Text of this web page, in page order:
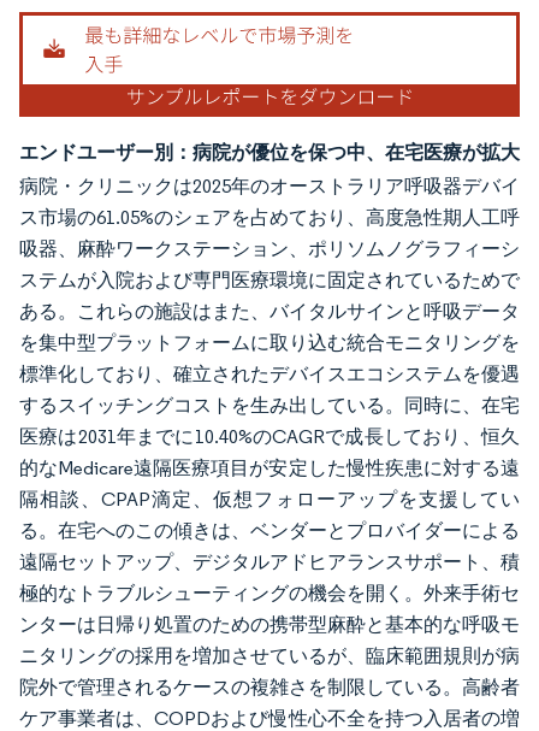
エンドユーザー別：病院が優位を保つ中、在宅医療が拡大
病院・クリニックは2025年のオーストラリア呼吸器デバイ
ス市場の61.05%のシェアを占めており、高度急性期人工呼
吸器、麻酔ワークステーション、ポリソムノグラフィーシ
ステムが入院および専門医療環境に固定されているためで
ある。これらの施設はまた、バイタルサインと呼吸データ
を集中型プラットフォームに取り込む統合モニタリングを
標準化しており、確立されたデバイスエコシステムを優遇
するスイッチングコストを生み出している。同時に、在宅
医療は2031年までに10.40%のCAGRで成長しており、恒久
的なMedicare遠隔医療項目が安定した慢性疾患に対する遠
隔相談、CPAP滴定、仮想フォローアップを支援してい
る。在宅へのこの傾きは、ベンダーとプロバイダーによる
遠隔セットアップ、デジタルアドヒアランスサポート、積
極的なトラブルシューティングの機会を開く。外来手術セ
ンターは日帰り処置のための携帯型麻酔と基本的な呼吸モ
ニタリングの採用を増加させているが、臨床範囲規則が病
院外で管理されるケースの複雑さを制限している。高齢者
ケア事業者は、COPDおよび慢性心不全を持つ入居者の増